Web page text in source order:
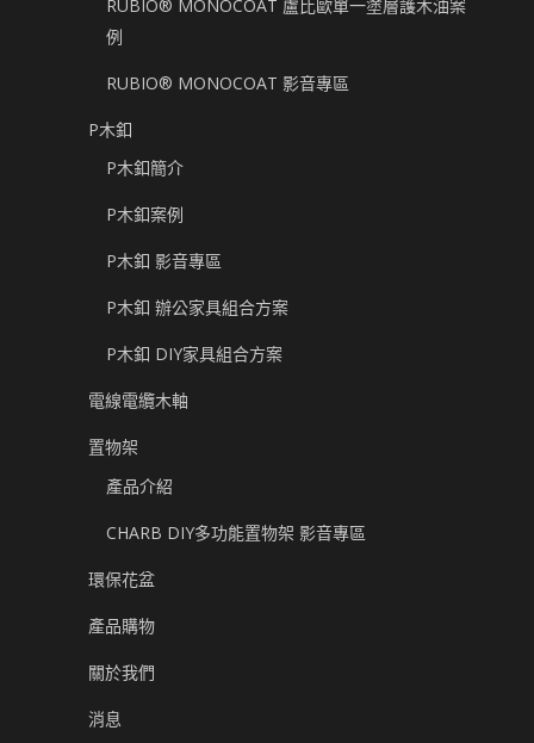
RUBIO® MONOCOAT 盧比歐單一塗層護木油案
例
RUBIO® MONOCOAT 影音專區
P木釦
P木釦簡介
P木釦案例
P木釦 影音專區
P木釦 辦公家具組合方案
P木釦 DIY家具組合方案
電線電纜木軸
置物架
產品介紹
CHARB DIY多功能置物架 影音專區
環保花盆
產品購物
關於我們
消息